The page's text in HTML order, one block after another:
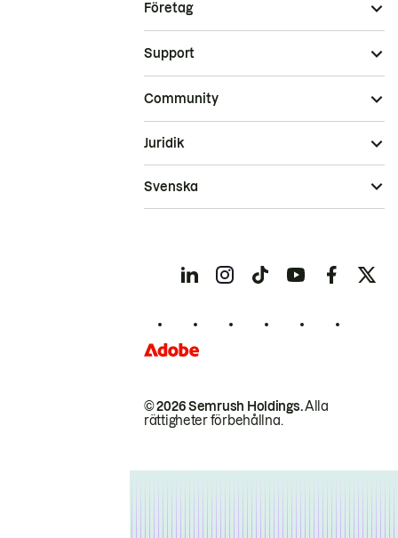
Företag
Support
Community
© 2026 Semrush Holdings.Alla
rättigheter förbehållna.
Juridik
Svenska